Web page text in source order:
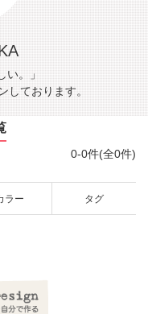
い。」
しております。
0-0件(全0件)
ラー タグ